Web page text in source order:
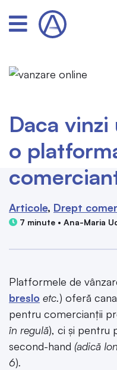
Daca
o
Articole Drept
7 minute • Ana-Maria
Platformele de
breslo etc.) oferă
pentru comercianții
în regulă), ci și pentru
second-hand (adică
6).